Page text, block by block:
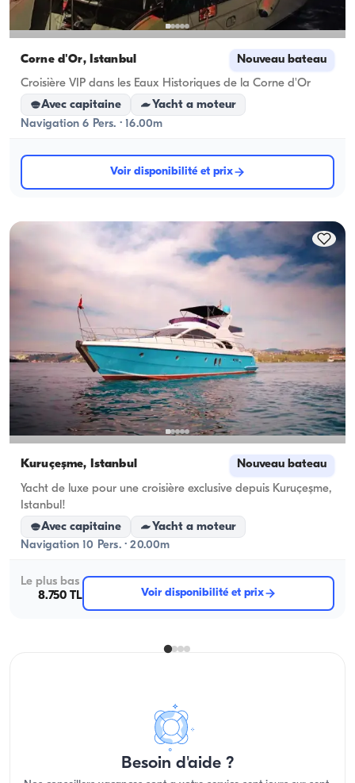
Corne d'Or, İstanbul Nouveau bateau
Croisière VIP dans les Eaux Historiques de la Corne d'Or
Avec capitaine
Yacht a moteur
Navigation 6 Pers. · 16.00m
Voir disponibilité et prix
Kuruçeşme, İstanbul Nouveau bateau
Yacht de luxe pour une croisière exclusive depuis Kuruçeşme,
Istanbul!
Avec capitaine
Yacht a moteur
Navigation 10 Pers. · 20.00m
Le plus bas
8.750 TL
Voir disponibilité et prix
Besoin d'aide ?